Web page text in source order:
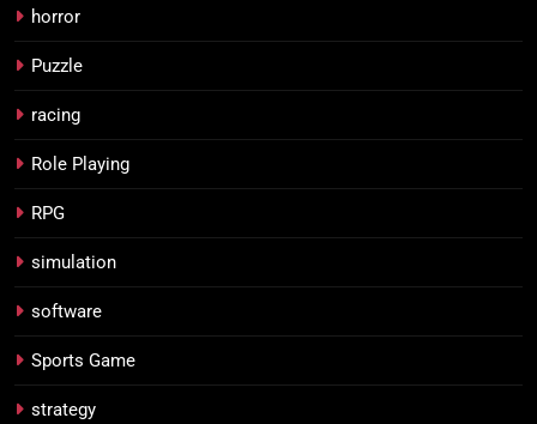
horror
Puzzle
racing
Role Playing
RPG
simulation
software
Sports Game
strategy